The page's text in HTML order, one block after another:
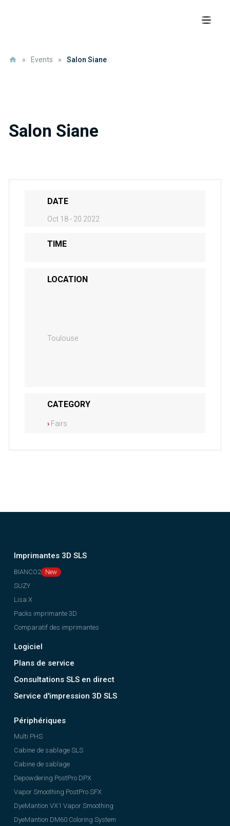
» Events » Salon Siane
Salon Siane
DATE
Oct 18 - 20 2022
TIME
LOCATION
Toulouse
CATEGORY
› Fairs
Imprimantes 3D SLS
BIANCO2
SUZY
Lisa X
Packs imprimante 3D
Comparatif des imprimantes
Logiciel
Plans de service
Consultations SLS en direct
Service d'impression 3D SLS
Périphériques
Multi PHS
Cabine de sablage SLS
Cabine de sablage
Depowdering PostPro DPX
Vapor Smoothing PostPro SFX
DyeMantion VX1 Vapor Smoothing
DyeMantion DM60 Coloring System